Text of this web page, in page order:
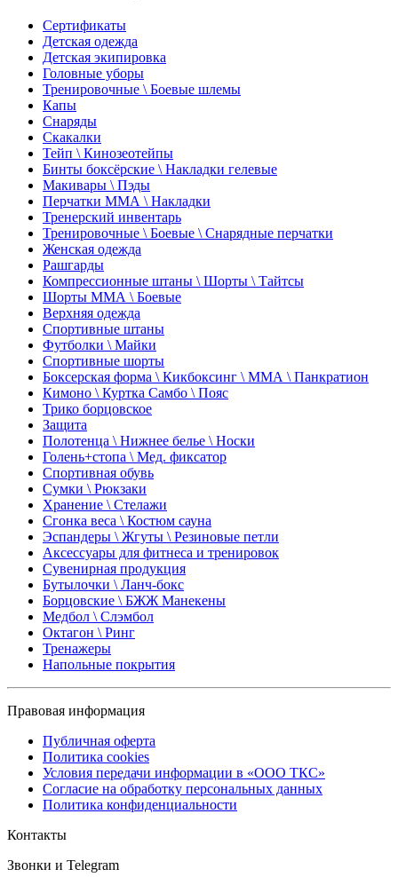
Сертификаты
Детская одежда
Детская экипировка
Головные уборы
Тренировочные \ Боевые шлемы
Капы
Снаряды
Скакалки
Тейп \ Кинозеотейпы
Бинты боксёрские \ Накладки гелевые
Макивары \ Пэды
Перчатки ММА \ Накладки
Тренерский инвентарь
Тренировочные \ Боевые \ Снарядные перчатки
Женская одежда
Рашгарды
Компрессионные штаны \ Шорты \ Тайтсы
Шорты ММА \ Боевые
Верхняя одежда
Спортивные штаны
Футболки \ Майки
Спортивные шорты
Боксерская форма \ Кикбоксинг \ ММА \ Панкратион
Кимоно \ Куртка Самбо \ Пояс
Трико борцовское
Защита
Полотенца \ Нижнее белье \ Носки
Голень+стопа \ Мед. фиксатор
Спортивная обувь
Сумки \ Рюкзаки
Хранение \ Стелажи
Сгонка веса \ Костюм сауна
Эспандеры \ Жгуты \ Резиновые петли
Аксессуары для фитнеса и тренировок
Сувенирная продукция
Бутылочки \ Ланч-бокс
Борцовские \ БЖЖ Манекены
Медбол \ Слэмбол
Октагон \ Ринг
Тренажеры
Напольные покрытия
Правовая информация
Публичная оферта
Политика cookies
Условия передачи информации в «ООО ТКС»
Согласие на обработку персональных данных
Политика конфиденциальности
Контакты
Звонки и Telegram